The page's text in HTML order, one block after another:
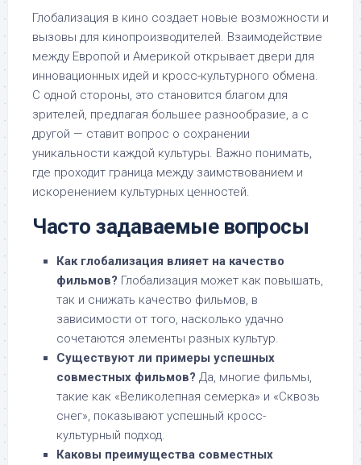
Глобализация в кино создает новые возможности и
вызовы для кинопроизводителей. Взаимодействие
между Европой и Америкой открывает двери для
инновационных идей и кросс-культурного обмена.
С одной стороны, это становится благом для
зрителей, предлагая большее разнообразие, а с
другой — ставит вопрос о сохранении
уникальности каждой культуры. Важно понимать,
где проходит граница между заимствованием и
искоренением культурных ценностей.
Часто задаваемые вопросы
Как глобализация влияет на качество
фильмов? Глобализация может как повышать,
так и снижать качество фильмов, в
зависимости от того, насколько удачно
сочетаются элементы разных культур.
Существуют ли примеры успешных
совместных фильмов? Да, многие фильмы,
такие как «Великолепная семерка» и «Сквозь
снег», показывают успешный кросс-
культурный подход.
Каковы преимущества совместных